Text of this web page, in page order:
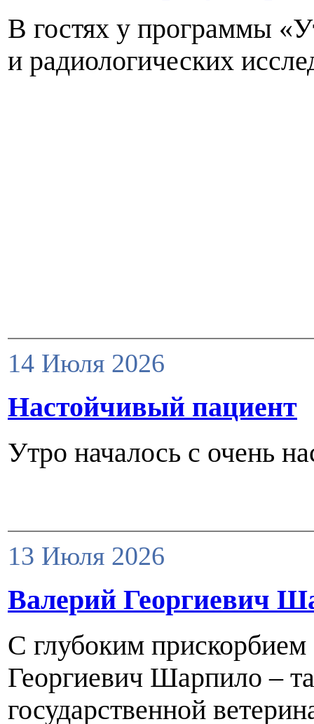
В гостях у программы
и радиологических
14 Июля 2026
Настойчивый пациент
Утро началось с очень
13 Июля 2026
Валерий Георгиевич
С глубоким
Георгиевич Шарпило –
государственной